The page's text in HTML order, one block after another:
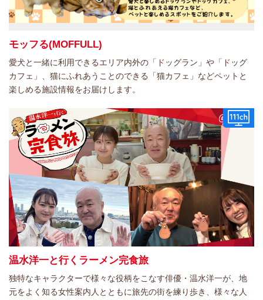
モッフる(MOFFULL)
愛犬と一緒に利用できるエリア内外の「ドッグラン」や「ドッグ
カフェ」、猫にふれあうことのできる「猫カフェ」などペットと
楽しめる施設情報をお届けします。
温水洋一と行くラーメン完食旅
独特なキャラクターで様々な役柄をこなす俳優・温水洋一が、地
元をよく知る女性案内人とともに旅先の街を練り歩き、様々な人